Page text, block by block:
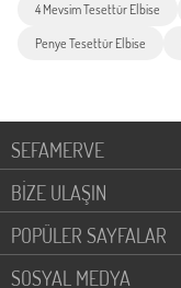
4 Mevsim Tesettür Elbise
Penye Tesettür Elbise
SEFAMERVE
BİZE ULAŞIN
POPÜLER SAYFALAR
SOSYAL MEDYA